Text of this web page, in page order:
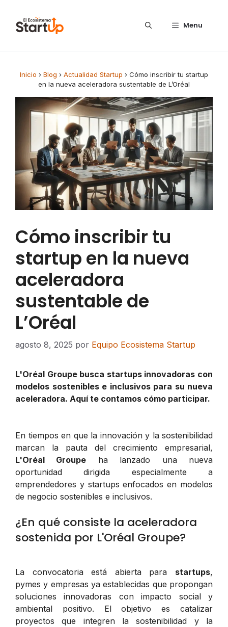
Menu
Inicio › Blog › Actualidad Startup › Cómo inscribir tu startup
en la nueva aceleradora sustentable de L’Oréal
Cómo inscribir tu
startup en la nueva
aceleradora
sustentable de
L’Oréal
agosto 8, 2025 por Equipo Ecosistema Startup
L'Oréal Groupe busca startups innovadoras con
modelos sostenibles e inclusivos para su nueva
aceleradora. Aquí te contamos cómo participar.
En tiempos en que la innovación y la sostenibilidad
marcan la pauta del crecimiento empresarial,
L'Oréal Groupe ha lanzado una nueva
oportunidad dirigida especialmente a
emprendedores y startups enfocados en modelos
de negocio sostenibles e inclusivos.
¿En qué consiste la aceleradora
sostenida por L'Oréal Groupe?
La convocatoria está abierta para startups,
pymes y empresas ya establecidas que propongan
soluciones innovadoras con impacto social y
ambiental positivo. El objetivo es catalizar
proyectos que integren la sostenibilidad y la